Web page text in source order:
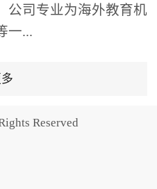
公司专业为海外教育机
一...
Reserved